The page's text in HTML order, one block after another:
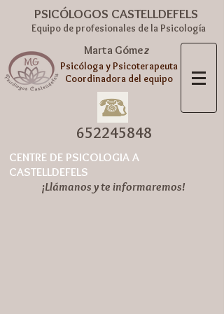
PSICÓLOGOS CASTELLDEFELS
Equipo de profesionales de la Psicología
Psicóloga y Psicoterapeuta
Coordinadora del equipo
Marta Gómez
652245848
CENTRE DE PSICOLOGIA A
CASTELLDEFELS
¡Llámanos y te informaremos!